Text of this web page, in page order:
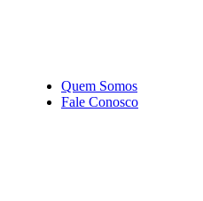
Quem Somos
Fale Conosco